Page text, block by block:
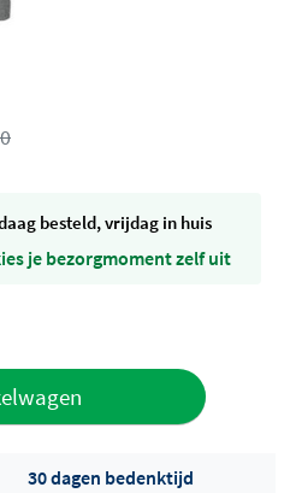
besteld, vrijdag in huis
je bezorgmoment zelf uit
30 dagen bedenktijd